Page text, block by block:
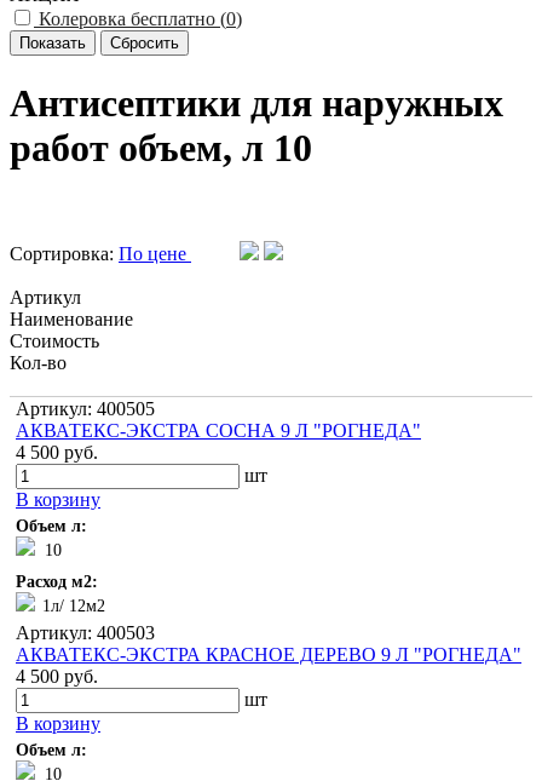
Колеровка бесплатно (0)
Антисептики для наружных
работ объем, л 10
Сортировка: По цене
Артикул
Наименование
Стоимость
Кол-во
Артикул: 400505
АКВАТЕКС-ЭКСТРА СОСНА 9 Л "РОГНЕДА"
4 500 руб.
шт
В корзину
Объем л:
10
Расход м2:
1л/ 12м2
Артикул: 400503
АКВАТЕКС-ЭКСТРА КРАСНОЕ ДЕРЕВО 9 Л "РОГНЕДА"
4 500 руб.
шт
В корзину
Объем л:
10